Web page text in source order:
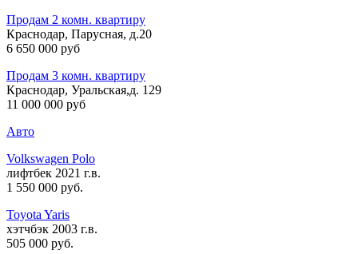
Продам 2 комн. квартиру
Краснодар, Парусная, д.20
6 650 000 руб
Продам 3 комн. квартиру
Краснодар, Уральская,д. 129
11 000 000 руб
Авто
Volkswagen Polo
лифтбек 2021 г.в.
1 550 000 руб.
Toyota Yaris
хэтчбэк 2003 г.в.
505 000 руб.